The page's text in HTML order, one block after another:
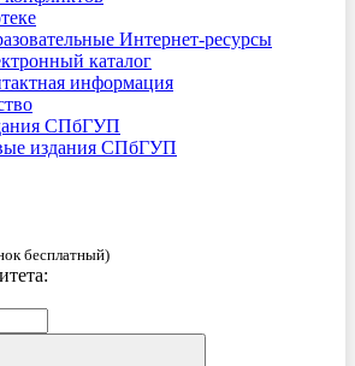
Интернет-ресурсы
каталог
информация
СПбГУП
издания СПбГУП
бесплатный)